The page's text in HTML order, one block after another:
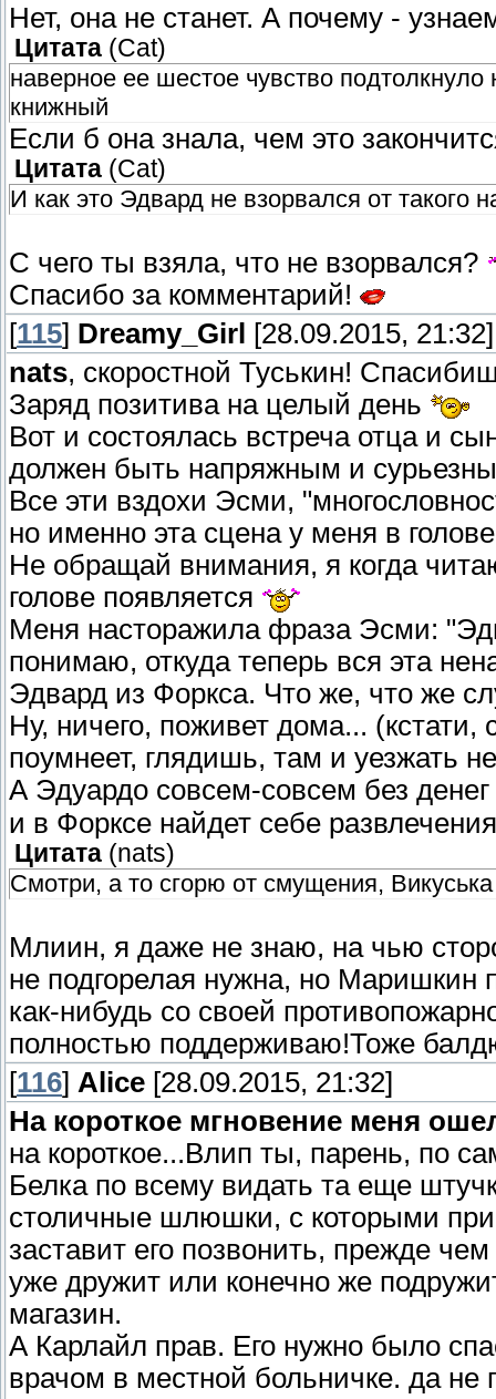
Нет, она не станет. А почему -
Цитата (Cat)
наверное ее шестое чувство
книжный
Если б она знала, чем это
Цитата (Cat)
И как это Эдвард не взорвался от такого
С чего ты взяла, что не взорвался?
Спасибо за комментарий!
[115] Dreamy_Girl
[28.09.2015, 21:32]
nats, скоростной Туськин!
Заряд позитива на целый день
Вот и состоялась встреча отца и
должен быть напряжным и
Все эти вздохи Эсми,
но именно эта сцена у меня в
Не обращай внимания, я когда
голове появляется
Меня насторажила фраза Эсми:
понимаю, откуда теперь вся эта
Эдвард из Форкса. Что же, что же
Ну, ничего, поживет дома... (кстати,
поумнеет, глядишь, там и уезжать
А Эдуардо совсем-совсем без
и в Форксе найдет себе
Цитата (nats)
Смотри, а то сгорю от смущения,
Млиин, я даже не знаю, на чью
не подгорелая нужна, но Маришкин
как-нибудь со своей
полностью поддерживаю!Тоже
[116] Alice [28.09.2015, 21:32]
На короткое мгновение меня
на короткое...Влип ты, парень, по
Белка по всему видать та еще
столичные шлюшки, с которыми
заставит его позвонить, прежде
уже дружит или конечно же
магазин.
А Карлайл прав. Его нужно было
врачом в местной больничке. да